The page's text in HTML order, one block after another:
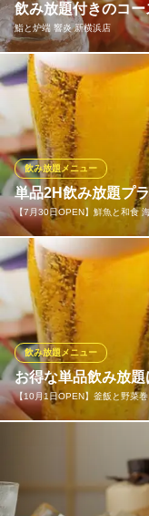
【10／1 OPEN】
浜駅前店
新横浜 個室居酒屋
ＪＲ新横浜駅 徒歩4分
神奈川県横浜市港北区新
飲み放題付きのコ
鮨と炉端 響炎 新横浜店
当店は鮨やろばた焼き
えました。プレミア
テルまで、多彩なラ
せてお好きな一杯を
ており、デートや接待
すめです。
鮨と炉端 響炎 新
鮨 炉端 個室 居酒屋
ＪＲ新横浜駅 徒歩1分
神奈川県横浜市港北区新
単品2H飲み放題プ
【7月30日OPEN】鮮魚と和食
飲み放題メニュー
お得な単品飲み放題プ
ハイボール・サワー
豊富なドリンクメニ
ンクも飲み放題なの
は全て飲み放題付き！
い！
【7月30日OPEN
ＪＲ新横浜駅 徒歩3
神奈川県横浜市港北区新
お得な単品飲み放
【10月1日OPEN】釜飯と野菜
飲み放題メニュー
飲みたい気分の日に
000円で楽しめます！
ルやカクテルなど種類
のサクッと飲みにも最